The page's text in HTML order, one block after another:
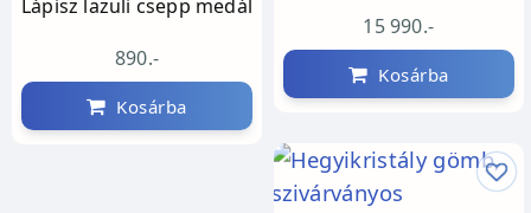
Lápisz lazuli csepp medál
890.-
Kosárba
15 990.-
Kosárba